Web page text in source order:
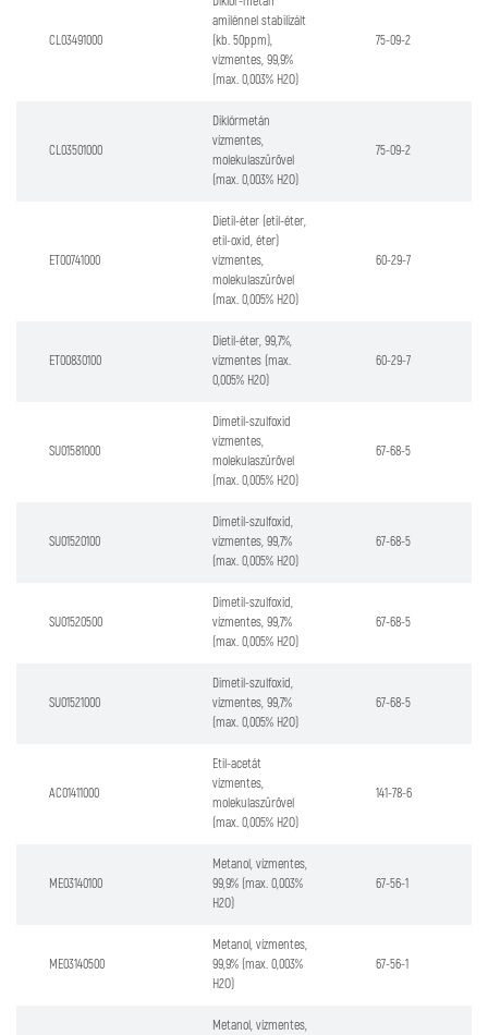
CL03491000
amilénnel stabilizált
(kb. 50ppm),
vízmentes, 99,9%
(max. 0,003% H2O)
75-09-2
CL03501000
Diklórmetán
vízmentes,
molekulaszűrővel
(max. 0,003% H2O)
75-09-2
ET00741000
Dietil-éter (etil-éter,
etil-oxid, éter)
vízmentes,
molekulaszűrővel
(max. 0,005% H2O)
60-29-7
ET00830100
Dietil-éter, 99,7%,
vízmentes (max.
0,005% H2O)
60-29-7
SU01581000
Dimetil-szulfoxid
vízmentes,
molekulaszűrővel
(max. 0,005% H2O)
67-68-5
SU01520100
Dimetil-szulfoxid,
vízmentes, 99,7%
(max. 0,005% H2O)
67-68-5
SU01520500
Dimetil-szulfoxid,
vízmentes, 99,7%
(max. 0,005% H2O)
67-68-5
SU01521000
Dimetil-szulfoxid,
vízmentes, 99,7%
(max. 0,005% H2O)
67-68-5
AC01411000
Etil-acetát
vízmentes,
molekulaszűrővel
(max. 0,005% H2O)
141-78-6
ME03140100
Metanol, vízmentes,
99,9% (max. 0,003%
H2O)
67-56-1
ME03140500
Metanol, vízmentes,
99,9% (max. 0,003%
H2O)
67-56-1
Metanol, vízmentes,